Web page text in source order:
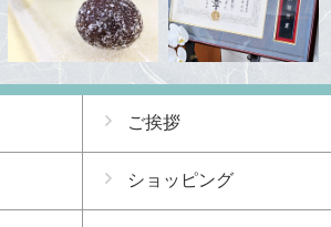
ご挨拶
ショッピング